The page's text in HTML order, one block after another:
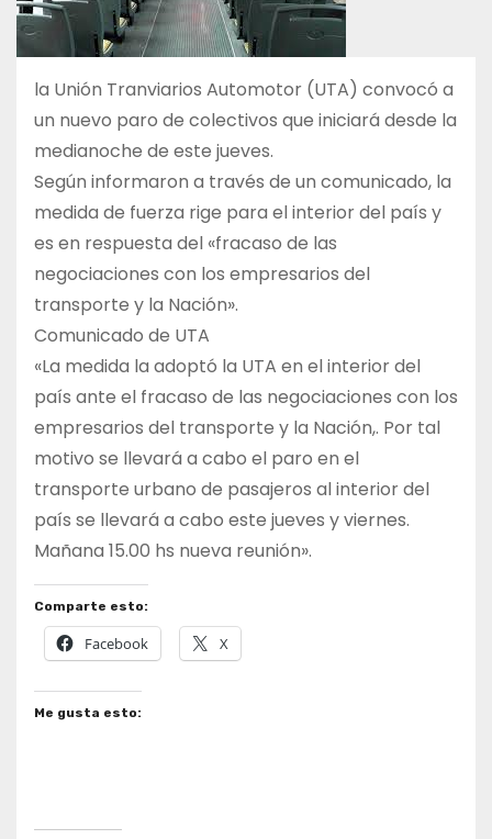
la Unión Tranviarios Automotor (UTA) convocó a
un nuevo paro de colectivos que iniciará desde la
medianoche de este jueves.
Según informaron a través de un comunicado, la
medida de fuerza rige para el interior del país y
es en respuesta del «fracaso de las
negociaciones con los empresarios del
transporte y la Nación».
Comunicado de UTA
«La medida la adoptó la UTA en el interior del
país ante el fracaso de las negociaciones con los
empresarios del transporte y la Nación,. Por tal
motivo se llevará a cabo el paro en el
transporte urbano de pasajeros al interior del
país se llevará a cabo este jueves y viernes.
Mañana 15.00 hs nueva reunión».
Comparte esto:
Facebook X
Me gusta esto: